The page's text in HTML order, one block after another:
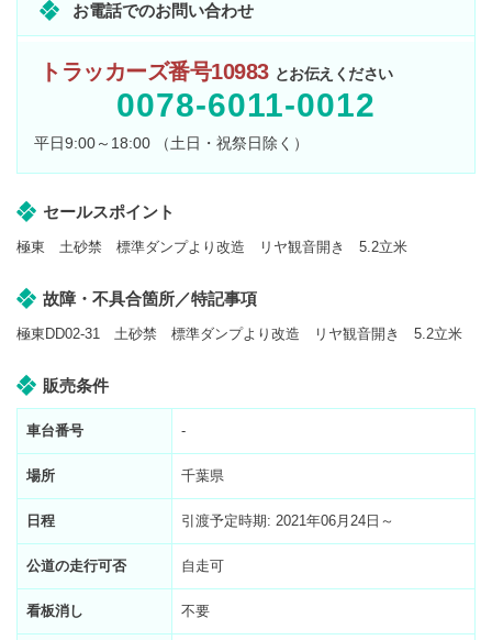
お電話でのお問い合わせ
トラッカーズ番号10983 とお伝えください
0078-6011-0012
平日9:00～18:00 （土日・祝祭日除く）
セールスポイント
極東 土砂禁 標準ダンプより改造 リヤ観音開き 5.2立米
故障・不具合箇所／特記事項
極東DD02-31 土砂禁 標準ダンプより改造 リヤ観音開き 5.2立米
販売条件
車台番号 -
場所 千葉県
日程 引渡予定時期: 2021年06月24日～
公道の走行可否 自走可
看板消し 不要